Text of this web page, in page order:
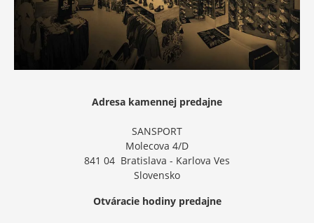
Adresa kamennej predajne
SANSPORT
Molecova 4/D
841 04 Bratislava - Karlova Ves
Slovensko
Otváracie hodiny predajne